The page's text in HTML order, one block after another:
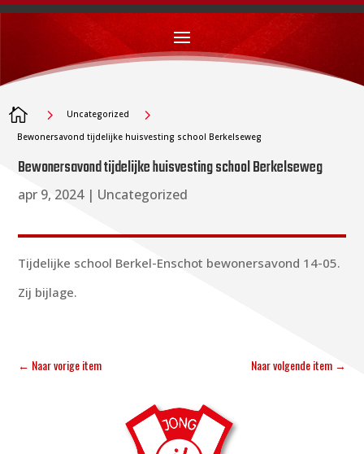
 5 Uncategorized 5
Bewonersavond tijdelijke huisvesting school Berkelseweg
Bewonersavond tijdelijke huisvesting school Berkelseweg
apr 9, 2024| Uncategorized
Tijdelijke school Berkel-Enschot bewonersavond 14-05.
Zij bijlage.
← Naar vorige item Naar volgende item→